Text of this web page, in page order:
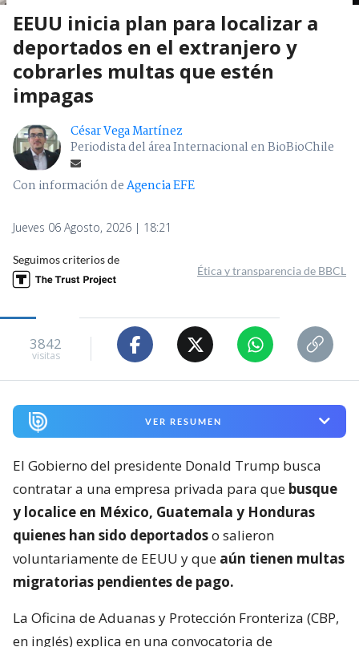
EEUU inicia plan para localizar a
deportados en el extranjero y
cobrarles multas que estén
impagas
César Vega Martínez
Periodista del área Internacional en BioBioChile
Con información deAgencia EFE
Jueves 06 Agosto, 2026 | 18:21
Seguimos criterios de
Ética y transparencia de BBCL
3842
visitas
VER RESUMEN
El Gobierno del presidente Donald Trump busca
contratar a una empresa privada para que busque
y localice en México, Guatemala y Honduras
quienes han sido deportadoso salieron
voluntariamente de EEUU y que aún tienen multas
migratorias pendientes de pago.
La Oficina de Aduanas y Protección Fronteriza (CBP,
en inglés) explica en una convocatoria de